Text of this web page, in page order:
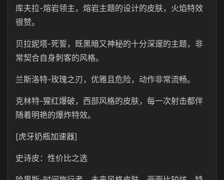
库夫拉-熔岩领主，熔岩主题的设计的皮肤，火焰特效
很赞。
贝拉妮塔-死誓，既黑暗又神秘的十分深邃的主题，非
常契合自身刺客的风格。
兰斯洛特-玫瑰之刃，优雅且危险，动作非常流畅。
克林特-猩红爆破，西部风格的皮肤，每一次射击都伴
随着明艳的爆炸特效。
[虎牙奶瓶加速器]
史诗皮：性价比之选